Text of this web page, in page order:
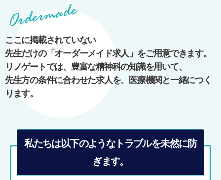
ゲ
シ
ョ
ン
ここに掲載されていない
先生だけの「オーダーメイド求人」をご用意できます。
リノゲートでは、豊富な精神科の知識を用いて、
先生方の条件に合わせた求人を、医療機関と一緒につく
ります。
私たちは以下のようなトラブルを未然に防
ぎます。